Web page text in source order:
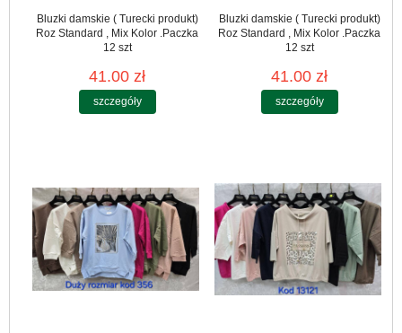
Bluzki damskie ( Turecki produkt)
Roz Standard , Mix Kolor .Paczka
12 szt
41.00 zł
szczegóły
Bluzki damskie ( Turecki produkt)
Roz Standard , Mix Kolor .Paczka
12 szt
41.00 zł
szczegóły